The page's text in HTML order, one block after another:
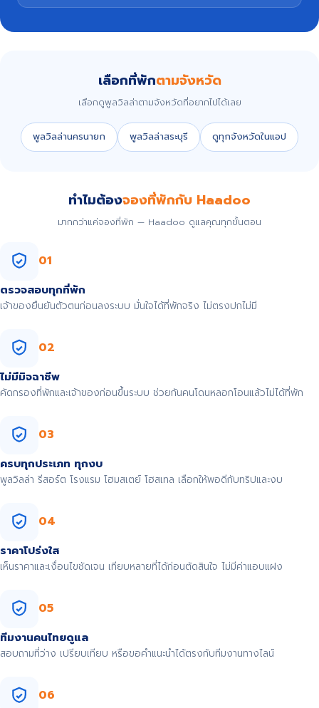
เลือกที่พักตามจังหวัด
เลือกดูพูลวิลล่าตามจังหวัดที่อยากไปได้เลย
พูลวิลล่านครนายก พูลวิลล่าสระบุรี ดูทุกจังหวัดในแอป
ทำไมต้องจองที่พักกับ Haadoo
มากกว่าแค่จองที่พัก — Haadoo ดูแลคุณทุกขั้นตอน
01
ตรวจสอบทุกที่พัก
เจ้าของยืนยันตัวตนก่อนลงระบบ มั่นใจได้ที่พักจริง ไม่ตรงปกไม่มี
02
ไม่มีมิจฉาชีพ
คัดกรองที่พักและเจ้าของก่อนขึ้นระบบ ช่วยกันคนโดนหลอกโอนแล้วไม่ได้ที่พัก
03
ครบทุกประเภท ทุกงบ
พูลวิลล่า รีสอร์ต โรงแรม โฮมสเตย์ โฮสเทล เลือกให้พอดีกับทริปและงบ
04
ราคาโปร่งใส
เห็นราคาและเงื่อนไขชัดเจน เทียบหลายที่ได้ก่อนตัดสินใจ ไม่มีค่าแอบแฝง
05
ทีมงานคนไทยดูแล
สอบถามที่ว่าง เปรียบเทียบ หรือขอคำแนะนำได้ตรงกับทีมงานทางไลน์
06